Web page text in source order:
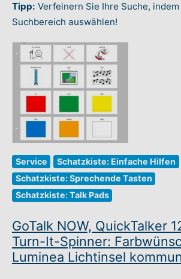
Leichte Sprache
Hilfe + Kontakt
Newsletter
Beratungsanfrage
Warenkorb: 0
Tipp: Verfeinern Sie Ihre Suche, indem
Suchbereich auswählen!
Service
Schatzkiste: Einfache Hilfen
Schatzkiste: Sprechende Tasten
Schatzkiste: Talk Pads
GoTalk NOW, QuickTalker
Turn-It-Spinner:
Luminea Lichtinsel